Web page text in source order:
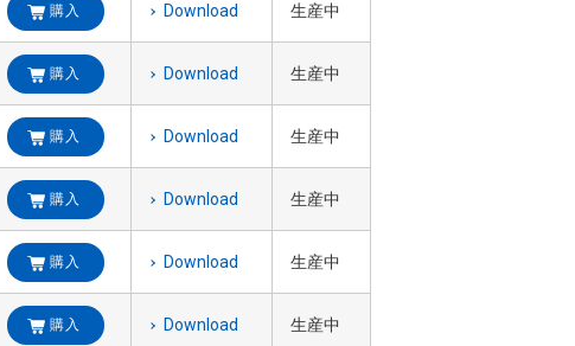
購入 Download 生産中
購入 Download 生産中
購入 Download 生産中
購入 Download 生産中
購入 Download 生産中
購入 Download 生産中